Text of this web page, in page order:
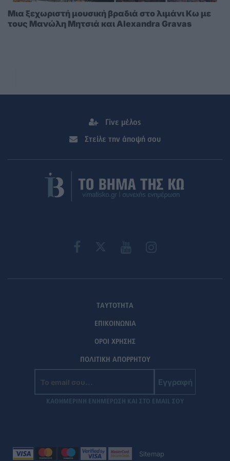
Μια ξεχωριστή μουσική βραδιά στο λιμάνι Κω με
τους Μανώλη Μητσιά και Alexandra Gravas
Γίνε μέλος
Στείλε την άποψή σου
ΤΑΥΤΟΤΗΤΑ
ΕΠΙΚΟΙΝΩΝΙΑ
ΟΡΟΙ ΧΡΗΣΗΣ
ΠΟΛΙΤΙΚΗ ΑΠΟΡΡΗΤΟΥ
Εγγραφή
ΚΑΘΗΜΕΡΙΝΗ ΕΝΗΜΕΡΩΣΗ ΚΑΙ ΣΤΟ EMAIL ΣΟΥ
Sitemap